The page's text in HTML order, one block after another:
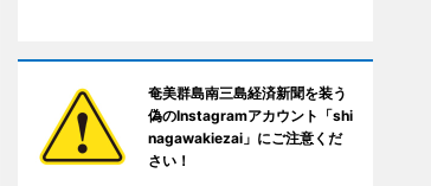
奄美群島南三島経済新聞を装う
偽のInstagramアカウント「shi
nagawakiezai」にご注意くだ
さい！